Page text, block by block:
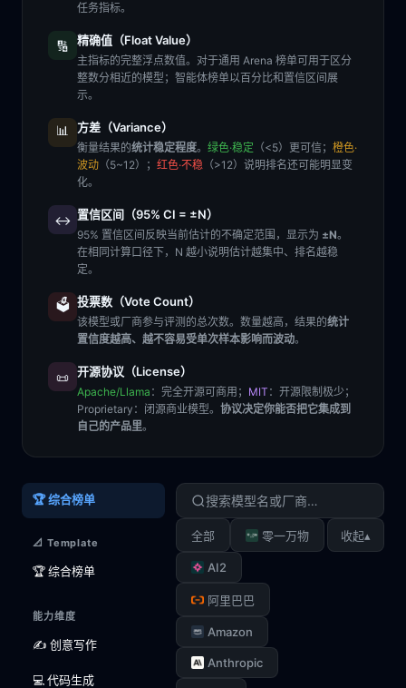
任务指标。
🔢 精确值（Float Value）
主指标的完整浮点数值。对于通用 Arena 榜单可用于区分
整数分相近的模型；智能体榜单以百分比和置信区间展
示。
📊 方差（Variance）
衡量结果的统计稳定程度。 绿色·稳定 （<5）更可信； 橙色·
波动 （5~12）； 红色·不稳 （>12）说明排名还可能明显变
化。
↔️ 置信区间（95% CI = ±N）
95% 置信区间反映当前估计的不确定范围，显示为 ±N。
在相同计算口径下，N 越小说明估计越集中、排名越稳
定。
🗳️ 投票数（Vote Count）
该模型或厂商参与评测的总次数。数量越高，结果的统计
置信度越高、越不容易受单次样本影响而波动。
📜 开源协议（License）
Apache/Llama ：完全开源可商用； MIT ：开源限制极少；
Proprietary ：闭源商业模型。 协议决定你能否把它集成到
自己的产品里。
🏆 综合榜单
📐 Template
🏆 综合榜单
能力维度
✍️ 创意写作
💻 代码生成
全部 零一万物
AI2
阿里巴巴
Amazon
Anthropic
收起▴